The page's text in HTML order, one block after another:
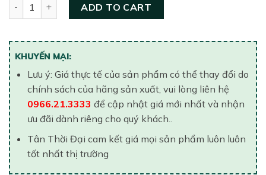
ADD TO CART
KHUYẾN MẠI:
Lưu ý: Giá thực tế của sản phẩm có thể thay đổi do
chính sách của hãng sản xuất, vui lòng liên hệ
0966.21.3333 để cập nhật giá mới nhất và nhận
ưu đãi dành riêng cho quý khách..
Tân Thời Đại cam kết giá mọi sản phẩm luôn luôn
tốt nhất thị trường